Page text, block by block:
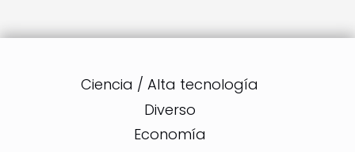
Ciencia / Alta tecnología
Diverso
Economía